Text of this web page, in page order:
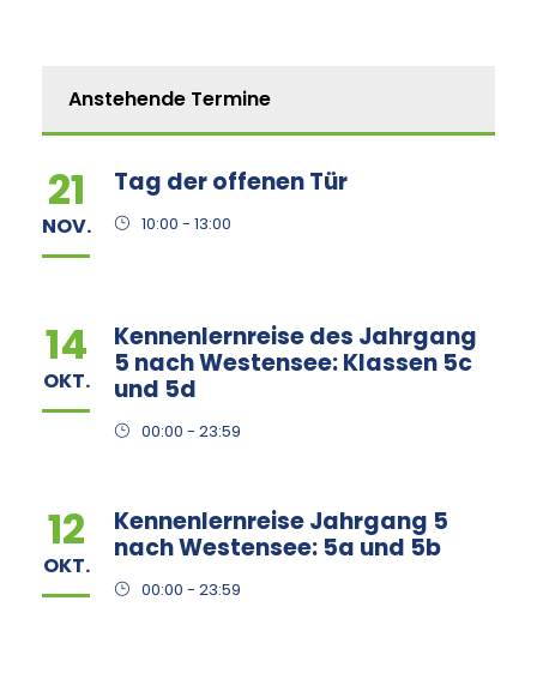
Anstehende Termine
21
NOV.
Tag der offenen Tür
10:00 - 13:00
14
OKT.
Kennenlernreise des Jahrgang
5 nach Westensee: Klassen 5c
und 5d
00:00 - 23:59
12
OKT.
Kennenlernreise Jahrgang 5
nach Westensee: 5a und 5b
00:00 - 23:59